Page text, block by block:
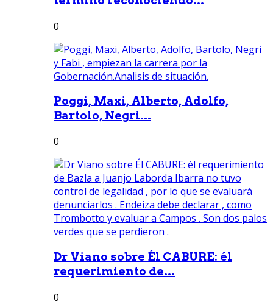
0
Poggi, Maxi, Alberto, Adolfo,
Bartolo, Negri...
0
Dr Viano sobre Él CABURE: él
requerimiento de...
0